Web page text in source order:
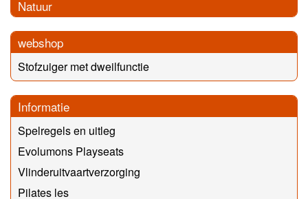
Natuur
webshop
Stofzuiger met dweilfunctie
Informatie
Spelregels en uitleg
Evolumons Playseats
Vlinderuitvaartverzorging
Pilates les